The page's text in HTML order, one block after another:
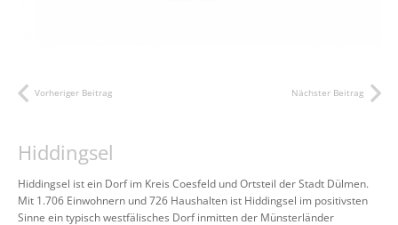
Vorheriger Beitrag Nächster Beitrag
Hiddingsel
Hiddingsel ist ein Dorf im Kreis Coesfeld und Ortsteil der Stadt Dülmen.
Mit 1.706 Einwohnern und 726 Haushalten ist Hiddingsel im positivsten
Sinne ein typisch westfälisches Dorf inmitten der Münsterländer